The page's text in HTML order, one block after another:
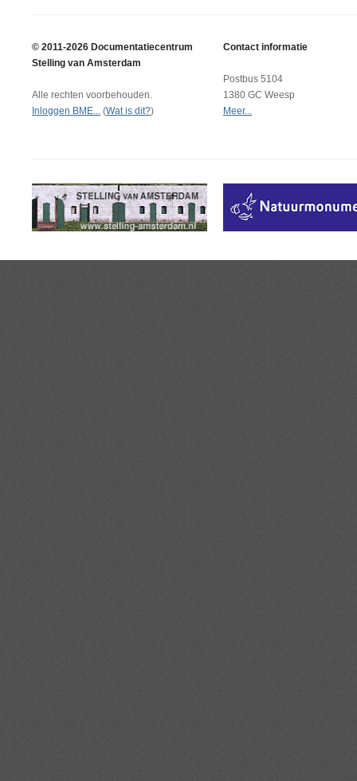
© 2011-2026 Documentatiecentrum
Stelling van Amsterdam
Alle rechten voorbehouden.
Inloggen BME...
(Wat is dit?)
Contact informatie
Postbus 5104
1380 GC Weesp
Meer...